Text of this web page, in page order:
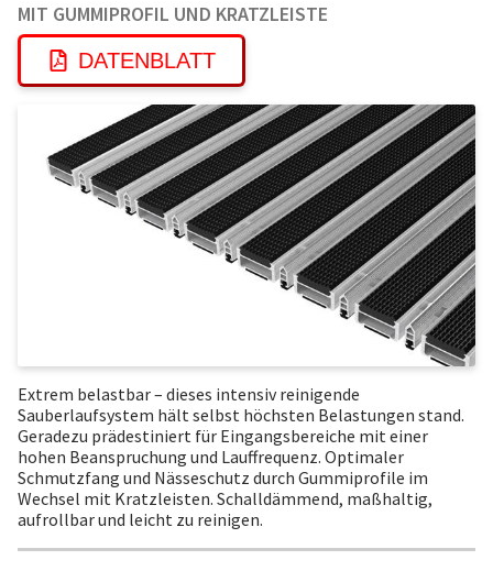
MIT GUMMIPROFIL UND KRATZLEISTE
DATENBLATT
Extrem belastbar – dieses intensiv reinigende
Sauberlaufsystem hält selbst höchsten Belastungen stand.
Geradezu prädestiniert für Eingangsbereiche mit einer
hohen Beanspruchung und Lauffrequenz. Optimaler
Schmutzfang und Nässeschutz durch Gummiprofile im
Wechsel mit Kratzleisten. Schalldämmend, maßhaltig,
aufrollbar und leicht zu reinigen.